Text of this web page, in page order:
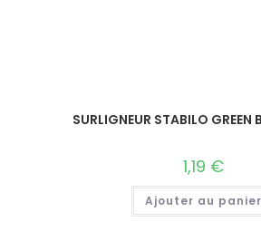
SURLIGNEUR STABILO GREEN
1,19 €
Ajouter au panier